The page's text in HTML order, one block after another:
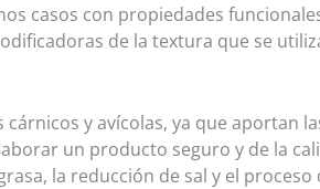
casos con propiedades
de la textura que se
y avícolas, ya que aportan
un producto seguro y de la
la reducción de sal y el proceso